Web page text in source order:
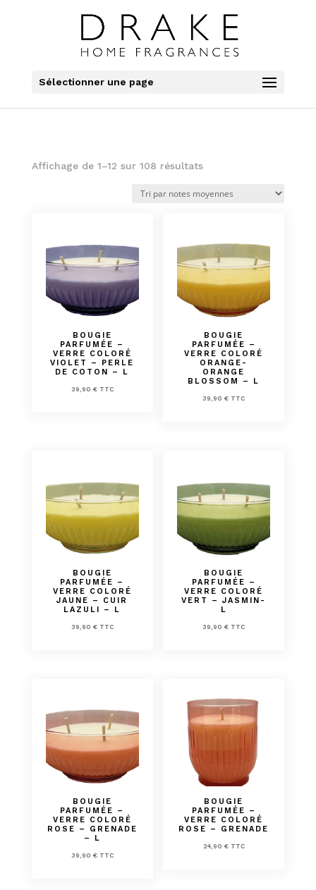
Sélectionner une page
Affichage de 1–12 sur 108 résultatsTrié
note
BOUGIE
PARFUMÉE –
VERRE COLORÉ
VIOLET – PERLE
DE COTON – L
39,90 € TTC
BOUGIE
PARFUMÉE –
VERRE COLORÉ
ORANGE-
ORANGE
BLOSSOM – L
39,90€ TTC
BOUGIE
PARFUMÉE –
VERRE COLORÉ
JAUNE – CUIR
LAZULI – L
39,90 € TTC
BOUGIE
PARFUMÉE –
VERRE COLORÉ
VERT – JASMIN-
L
39,90€ TTC
BOUGIE
PARFUMÉE –
VERRE COLORÉ
ROSE – GRENADE
– L
39,90 € TTC
BOUGIE
PARFUMÉE –
VERRE COLORÉ
ROSE – GRENADE
24,90 € TTC